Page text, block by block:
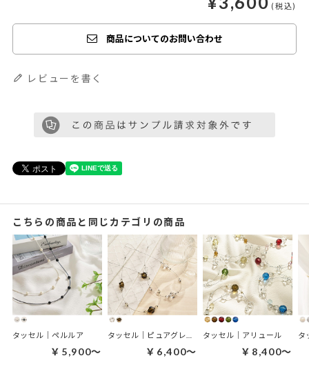
商品についてのお問い合わせ
レビューを書く
こちらの商品と同じカテゴリの商品
タッセル｜ペルルア
￥5,900～ ￥6,400～
タッセル｜アリュール
￥8,400～
タ